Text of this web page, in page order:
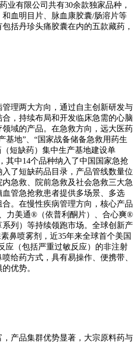
业有限公司共有30余款独家品种，
血明目片、脉血康胶囊/肠溶片等
括丹珍头痛胶囊在内的五款藏药，
理两大方向，通过自主创新研发与
，持续布局和开发临床急需的心脑
域的产品。在急救方向，远大医药
基地”、“国家战备储备急救用药生
短缺药）集中生产基地建设单
其中14个品种纳入了中国国家急抢
了短缺药品目录，产品管线数量位
急救、院前急救及社会急救三大急
管急抢救患者提供多场景、多选
。在慢性疾病管理方向，核心产品
力美通®（依普利酮片）、合心爽®
列）等持续领跑市场。全球创新产
鼻喷雾剂，近35年来全球首个美国
应（包括严重过敏反应）的非注射
给药方式，具有易操作、便携带、
优势。
产品集群优势显著，大宗原料药与